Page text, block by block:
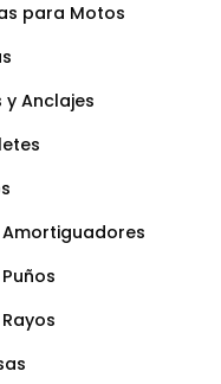
para Motos
y Anclajes